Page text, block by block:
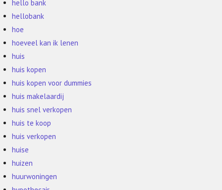
hello bank
hellobank
hoe
hoeveel kan ik lenen
huis
huis kopen
huis kopen voor dummies
huis makelaardij
huis snel verkopen
huis te koop
huis verkopen
huise
huizen
huurwoningen